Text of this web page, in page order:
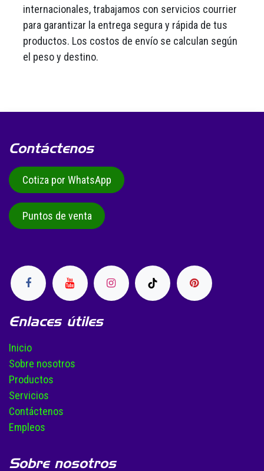
internacionales, trabajamos con servicios courrier
para garantizar la entrega segura y rápida de tus
productos. Los costos de envío se calculan según
el peso y destino.
Enlaces útiles
Inicio
Sobre nosotros
Productos
Servicios
Contáctenos
Empleos
Sobre nosotros
Contáctenos
Cotiza por WhatsApp
Puntos de venta